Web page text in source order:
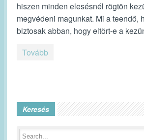
hiszen minden elesésnél rögtön
megvédeni magunkat. Mi a teendő,
biztosak abban, hogy eltört-e a
Tovább
Keresés